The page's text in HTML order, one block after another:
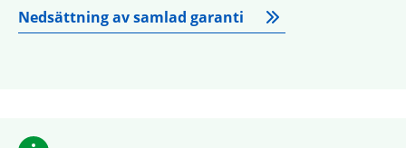
Nedsättning av samlad garanti